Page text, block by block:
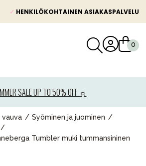
✓ HENKILÖKOHTAINEN ASIAKASPALVELU
SALE UP TO 50% OFF ☼
vauva
Syöminen ja juominen
Tumbler muki tummansininen
turvaistuimet
paketti